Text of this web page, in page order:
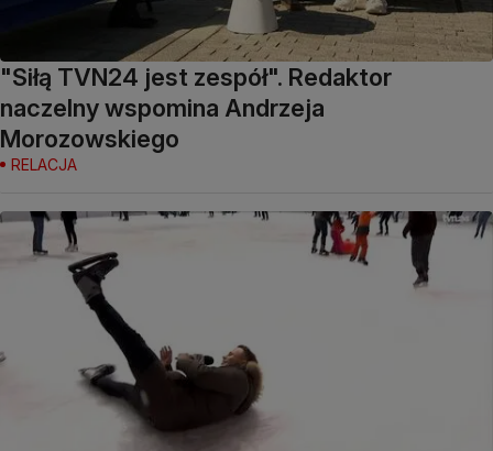
"Siłą TVN24 jest zespół". Redaktor
naczelny wspomina Andrzeja
Morozowskiego
RELACJA